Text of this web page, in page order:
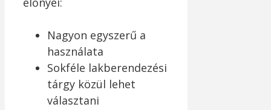
Nagyon egyszerű a
használata
Sokféle lakberendezési
tárgy közül lehet
választani